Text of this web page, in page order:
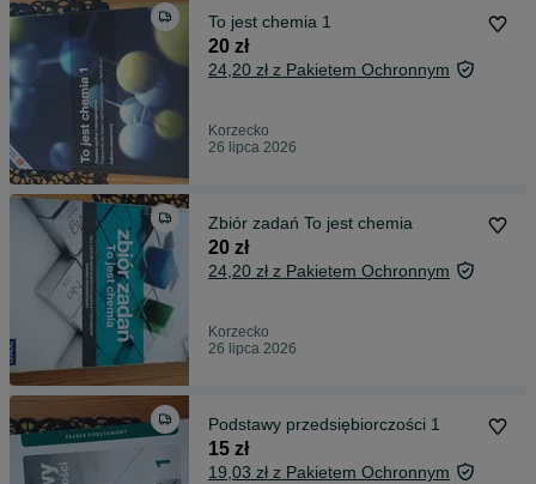
To jest chemia 1
20 zł
24,20 zł z Pakietem Ochronnym
Korzecko
26 lipca 2026
Zbiór zadań To jest chemia
20 zł
24,20 zł z Pakietem Ochronnym
Korzecko
26 lipca 2026
Podstawy przedsiębiorczości 1
15 zł
19,03 zł z Pakietem Ochronnym